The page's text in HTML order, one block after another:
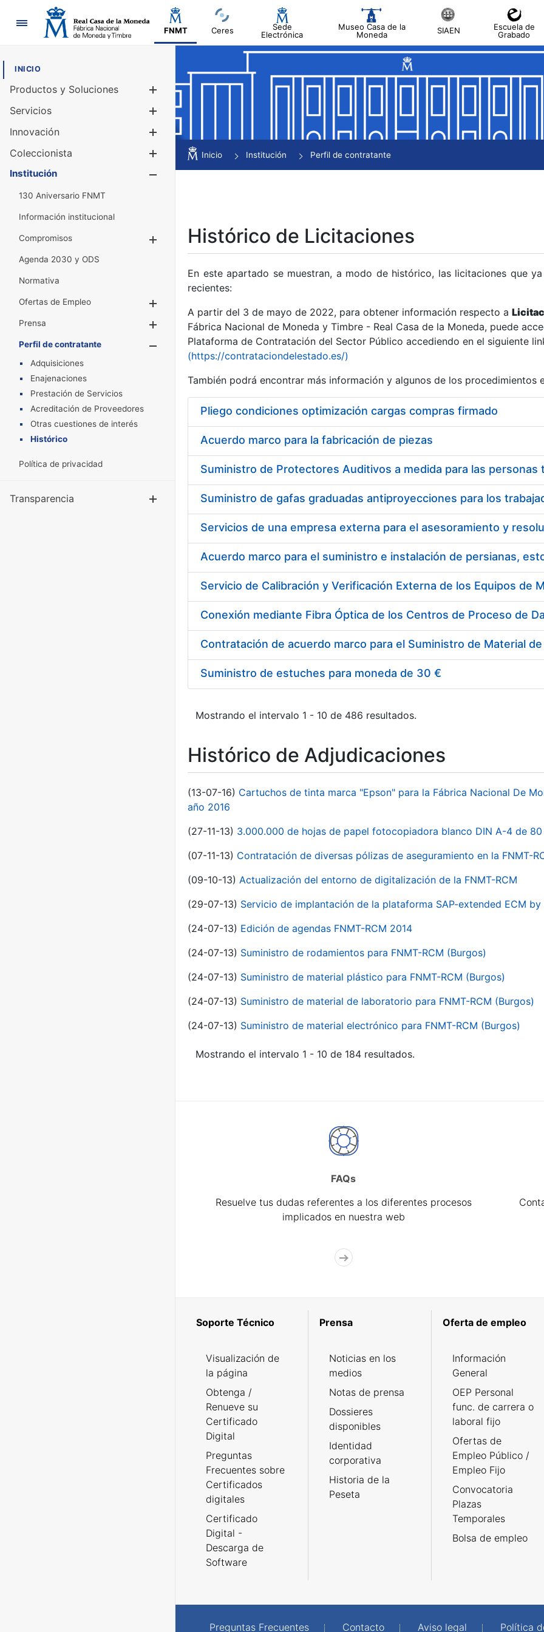
Navegación
FNMT Ceres
Sede
Electrónica
Museo Casa de la
Moneda
SIAEN
Escuela de
Grabado
INICIO
Productos y Soluciones
Mostrar/Ocultar
Servicios
Innovación
Coleccionista
Mostrar/Ocultar
Institución
130 Aniversario FNMT
Información institucional
Compromisos
Mostrar/Ocultar
Agenda 2030 y ODS
Normativa
Ofertas de Empleo
Prensa
Mostrar/Ocultar
Perfil de contratante
Mostrar/Ocultar
Adquisiciones
Enajenaciones
Prestación de Servicios
Acreditación de Proveedores
Otras cuestiones de interés
Histórico
Política de privacidad
Transparencia Mostrar/Ocultar
Inicio Institución Perfil de contratante
Histórico de Licitaciones
En este apartado se muestran, a modo de histórico, las licitaciones que
recientes:
A partir del 3 de mayo de 2022, para obtener información respecto a
Fábrica Nacional de Moneda y Timbre - Real Casa de la Moneda, puede
Plataforma de Contratación del Sector Público accediendo en el siguiente
(https://contrataciondelestado.es/)
También podrá encontrar más información y algunos de los procedimientos
Pliego condiciones optimización cargas compras firmado
Acuerdo marco para la fabricación de piezas
Acuerdo marco para el suministro e instalación de persianas,
Suministro de estuches para moneda de 30 €
Mostrando el intervalo 1 - 10 de 486 resultados.
Histórico de Adjudicaciones
(13-07-16) Cartuchos de tinta marca "Epson" para la Fábrica Nacional De
año 2016
(27-11-13) 3.000.000 de hojas de papel fotocopiadora blanco DIN A-4 de 80
(07-11-13) Contratación de diversas pólizas de aseguramiento en la FNMT-
(09-10-13) Actualización del entorno de digitalización de la FNMT-RCM
(29-07-13) Servicio de implantación de la plataforma SAP-extended ECM by
(24-07-13) Edición de agendas FNMT-RCM 2014
(24-07-13) Suministro de rodamientos para FNMT-RCM (Burgos)
(24-07-13) Suministro de material plástico para FNMT-RCM (Burgos)
(24-07-13) Suministro de material de laboratorio para FNMT-RCM (Burgos)
(24-07-13) Suministro de material electrónico para FNMT-RCM (Burgos)
Mostrando el intervalo 1 - 10 de 184 resultados.
FAQs
Resuelve tus dudas referentes a los diferentes procesos
implicados en nuestra web
Soporte Técnico
Visualización de
la página
Obtenga /
Renueve su
Certificado
Digital
Preguntas
Frecuentes sobre
Certificados
digitales
Certificado
Digital -
Descarga de
Software
Prensa
Noticias en los
medios
Notas de prensa
Dossieres
disponibles
Identidad
corporativa
Historia de la
Peseta
Oferta de empleo
Información
General
OEP Personal
func. de carrera o
laboral fijo
Ofertas de
Empleo Público /
Empleo Fijo
Convocatoria
Plazas
Temporales
Bolsa de empleo
Preguntas Frecuentes Contacto Aviso legal Política